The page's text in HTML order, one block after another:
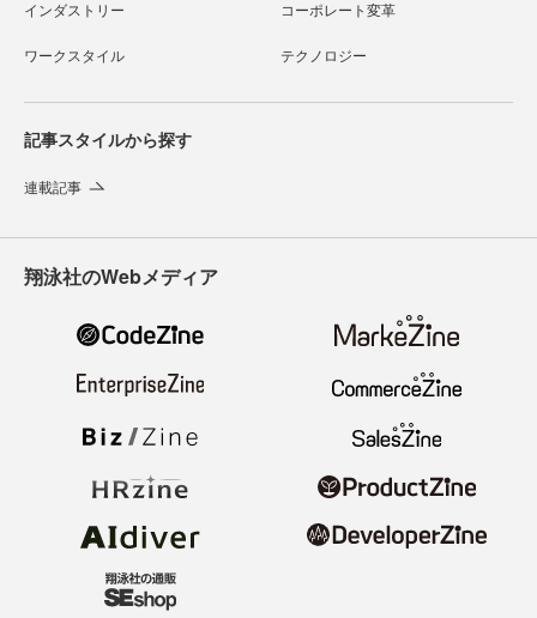
インダストリー コーポレート変革
ワークスタイル テクノロジー
記事スタイルから探す
連載記事
翔泳社のWebメディア